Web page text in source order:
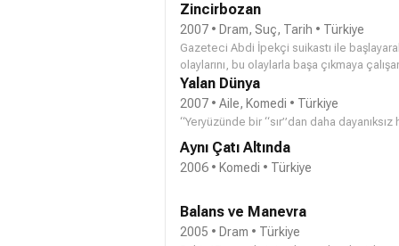
Çıkmazı, Çemberimde Gül Oya gibi
şirketi SİS Yapım ile yeni bir dizi projesi
kaybettikten sonra kendisine çok düşkün
büyütülmüştüAyla’nın (Özge Özberk)
girecek ve kızı Eylül’ü de alan Ayla bir
dönüş Ayla için, arasının bozuk olduğu
en önemlisi “kendisi”yle bir çatışma
Zincirbozan
2007 • Dram, Suç, Tarih • Türkiye
Gazeteci Abdi İpekçi suikastı ile
olaylarını, bu olaylarla başa çıkmaya
sürgüne gönderilişlerini ve o süreçte
yönleriyle yansıtıyor.
Yalan Dünya
2007 • Aile, Komedi • Türkiye
“Yeryüzünde bir “sır”dan daha
Aynı Çatı Altında
2006 • Komedi • Türkiye
Balans ve Manevra
2005 • Dram • Türkiye